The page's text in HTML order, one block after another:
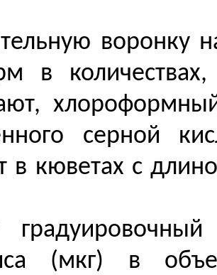
воронку
в
серной
в кюветах с
(мкг) в